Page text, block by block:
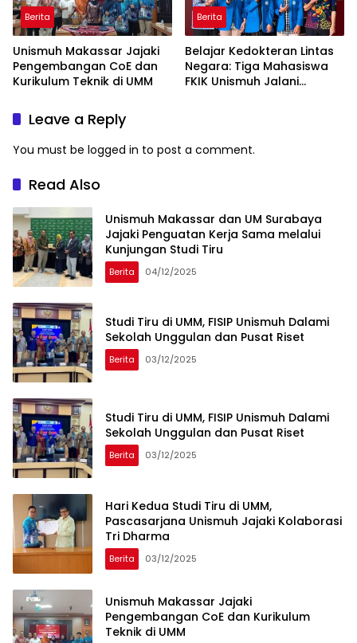
Berita
Unismuh Makassar Jajaki
Pengembangan CoE dan
Kurikulum Teknik di UMM
Berita
Belajar Kedokteran Lintas
Negara: Tiga Mahasiswa
FKIK Unismuh Jalani
Leave a Reply
You must be logged in to post a comment.
Read Also
Unismuh Makassar dan UM Surabaya
Jajaki Penguatan Kerja Sama melalui
Kunjungan Studi Tiru
Berita 04/12/2025
Studi Tiru di UMM, FISIP Unismuh Dalami
Sekolah Unggulan dan Pusat Riset
Berita 03/12/2025
Studi Tiru di UMM, FISIP Unismuh Dalami
Sekolah Unggulan dan Pusat Riset
Berita 03/12/2025
Hari Kedua Studi Tiru di UMM,
Pascasarjana Unismuh Jajaki Kolaborasi
Tri Dharma
Berita 03/12/2025
Unismuh Makassar Jajaki
Pengembangan CoE dan Kurikulum
Teknik di UMM